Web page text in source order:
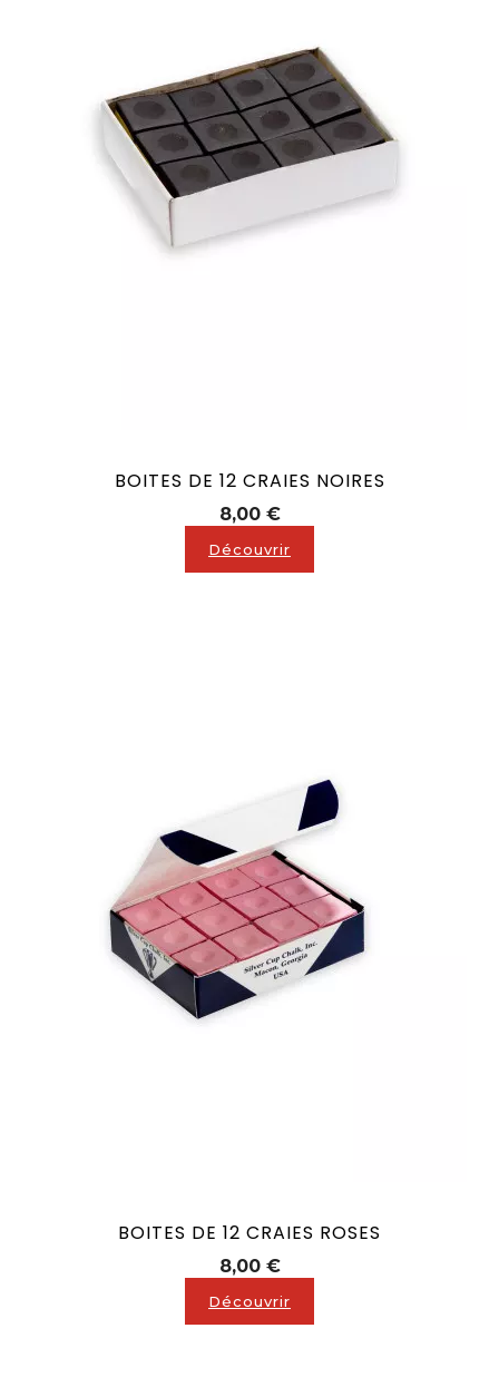
BOITES DE 12 CRAIES NOIRES
8,00 €Prix
Découvrir
BOITES DE 12 CRAIES ROSES
8,00 €Prix
Découvrir